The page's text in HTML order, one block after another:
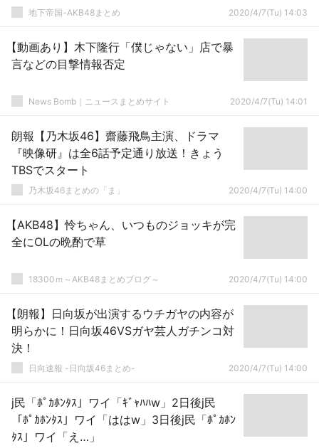
地下帝国-AKB48まとめ 2020/4/7(Tu) 14:03
【動画あり】木下隆行「僕じゃない」店で暴
言などの目撃情報否定
News Bomb｜ニュースまとめサイト 2020/4/7(Tu) 14:01
朗報【乃木坂46】齋藤飛鳥主演、ドラマ
『映像研』は全6話予定通り放送！きょう
TBSでスタート
乃木坂46まとめの「ま」 2020/4/7(Tu) 14:00
【AKB48】怜ちゃん、いつものジョッキが完
全にOLの晩酌で草
18300ｍ～AKB48まとめブログ～ 2020/4/7(Tu) 14:00
【朗報】日向坂が出演するウチガヤの内容が
明らかに！日向坂46VSガヤ芸人ガチンコ対
決！
日向速報 -日向坂46まとめ- 2020/4/7(Tu) 14:00
j民「ﾎﾟｶﾎﾝﾀｽ」ワイ「ｷﾞｬﾊﾊw」2日後j民
「ﾎﾟｶﾎﾝﾀｽ」ワイ「ははw」3日後j民「ﾎﾟｶﾎﾝ
ﾀｽ」ワイ「え…」